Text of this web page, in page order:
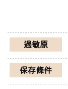
過敏原
保存條件